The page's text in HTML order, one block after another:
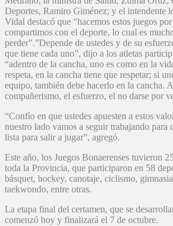
Deportes, Ramiro Giménez; y el intendente
Vidal destacó que “hacemos estos juegos
compartimos con el deporte, lo cual es
perder”.”Depende de ustedes y de su
que tiene cada uno”, dijo a los atletas
“adentro de la cancha, uno es como en la
respeta, en la cancha tiene que respetar; si
equipo, también debe hacerlo en la cancha.
compañerismo, el esfuerzo, el no darse por
“Confío en que ustedes apuesten a estos
nuestro lado vamos a seguir trabajando para
lista para salir a jugar”, agregó.
Este año, los Juegos Bonaerenses tuvieron
toda la Provincia, que participaron en 58
básquet, hockey, canotaje, ciclismo,
taekwondo, entre otras.
La etapa final del certamen, que se
comenzó hoy y finalizará el 7 de octubre.